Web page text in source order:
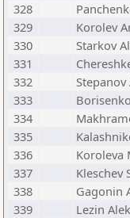
328
329
Korolev
330
Starkov
331
332
333
334
335
336
Koroleva
337
Kleschev
338
Gagonin
339
Lezin